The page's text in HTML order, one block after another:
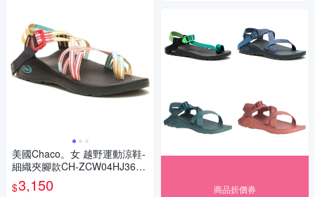
美國Chaco。女 越野運動涼鞋-
細織夾腳款CH-ZCW04HJ36
(原色調和)
$3,150 商品折價券